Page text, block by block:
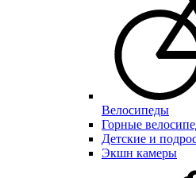
Велосипеды
Горные
Детские и
Экшн камеры